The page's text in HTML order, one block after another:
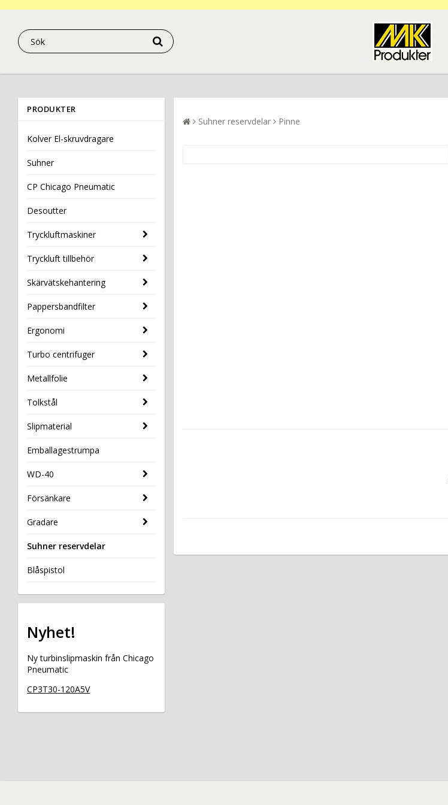
PRODUKTER
Kolver El-skruvdragare
Suhner
CP Chicago Pneumatic
Desoutter
Tryckluftmaskiner
Tryckluft tillbehör
Skärvätskehantering
Pappersbandfilter
Ergonomi
Turbo centrifuger
Metallfolie
Tolkstål
Slipmaterial
Emballagestrumpa
WD-40
Försänkare
Gradare
Suhner reservdelar
Blåspistol
Nyhet!
Ny turbinslipmaskin från Chicago
Pneumatic
CP3T30-120A5V
Suhner reservdelar Pinne